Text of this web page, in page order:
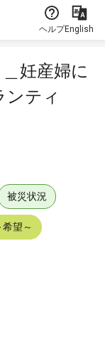
ヘルプEnglish
妊産婦に
ティ
被災状況
望～